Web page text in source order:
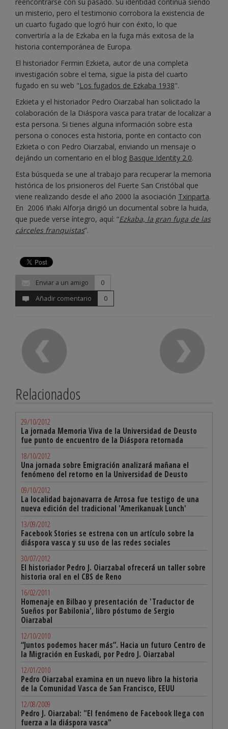
reencontrarse con su pasado. Su identidad continúa siendo
un misterio, pero el testimonio corrobora la existencia de
un cuarto fugado que logró huir con éxito, lo que
convertiría a la de Ezkaba en la fuga más exitosa de la
historia contemporánea de Europa.
El historiador Fermin Ezkieta, autor de una completa
investigación sobre el tema, sigue la pista del cuarto
fugado en su web "Los fugados de Ezkaba 1938".
Ezkieta y el historiador Pedro Oiarzabal han solicitado la
colaboración de la Diáspora vasca para tratar de localizar a
esta persona. Si tienes alguna información sobre esta
persona o conoces esta historia, ponte en contacto con
Ezkieta o con Pedro Oiarzabal, enviando un mensaje o
dejándo un comentario en el blog Basque Identity 2.0.
Esta búsqueda se une al trabajo para recuperar la memoria
histórica de los prisioneros del Fuerte San Cristóbal que
viene realizando desde el año 2000 la asociación Txinparta.
En 2006 Iñaki Alforja dirigió un documental sobre la huida,
que puede verse íntegro, aquí: “Ezkaba, la gran fuga de las
cárceles franquistas”.
Enviar a un amigo
0
Añadir comentario
0
Relacionados
29/10/2012
La jornada Memoria Viva de la Universidad de Deusto
fue punto de encuentro de la Diáspora retornada
18/10/2012
Una jornada sobre Emigración analizará mañana el
fenómeno del retorno en la Universidad de Deusto
09/10/2012
La localidad bajonavarra de Arrosa fue testigo de una
nueva edición del tradicional 'Amerikanuak Lunch'
13/09/2012
Facebook Stories se estrena con un artículo sobre la
diáspora vasca y su uso de las redes sociales
30/07/2012
El historiador Pedro J. Oiarzabal ofrecerá un taller sobre
historia oral en el CBS de Reno
16/02/2011
Homenaje en Bilbao y presentación de 'Traductor de
Sueños por Babilonia', libro póstumo de Sergio
Oiarzabal
12/10/2010
“Juntos podemos hacer más”. Hacia un futuro Centro de
la Migración en Euskadi, por Pedro J. Oiarzabal
12/01/2010
Pedro Oiarzabal examina en un nuevo libro la historia
de la Comunidad Vasca de San Francisco, EEUU
12/08/2009
Pedro J. Oiarzabal: "El fenómeno de Facebook llega con
fuerza a la diáspora vasca"